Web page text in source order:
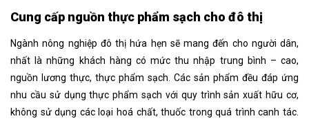
Cung cấp nguồn thực phẩm sạch cho đô thị
Ngành nông nghiệp đô thị hứa hẹn sẽ mang đến cho người dân,
nhất là những khách hàng có mức thu nhập trung bình – cao,
nguồn lương thực, thực phẩm sạch. Các sản phẩm đều đáp ứng
nhu cầu sử dụng thực phẩm sạch với quy trình sản xuất hữu cơ,
không sử dụng các loại hoá chất, thuốc trong quá trình canh tác.